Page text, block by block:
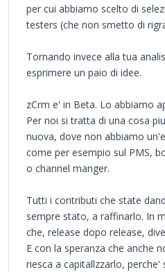
per cui abbiamo scelto di
testers (che non smetto di
Tornando invece alla tua
esprimere un paio di idee.
zCrm e' in Beta. Lo abbiamo
Per noi si tratta di una cosa
nuova, dove non abbiamo
come per esempio sul PMS,
o channel manger.
Tutti i contributi che state
sempre stato, a raffinarlo. In
che, release dopo release,
E con la speranza che anche
riesca a capitallzzarlo,